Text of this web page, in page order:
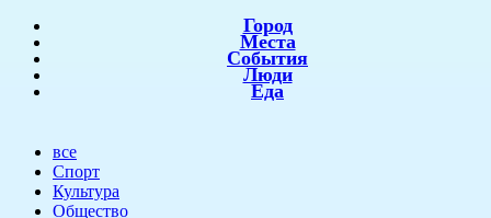
Город
Места
События
Люди
Еда
все
Спорт
Культура
Общество